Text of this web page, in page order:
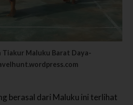
Tiakur Maluku Barat Daya-
berasal dari Maluku ini terlihat